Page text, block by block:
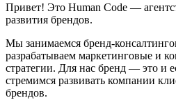
Привет! Это Human Code —
развития брендов.
Мы занимаемся бренд-
разрабатываем маркетинговые и
стратегии. Для нас бренд — это и
стремимся развивать компании
брендов.